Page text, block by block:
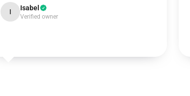
I Isabel
Verified owner